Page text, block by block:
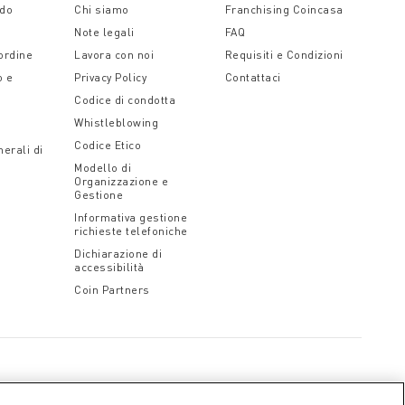
e
di
Chi siamo
Note legali
Lavora con noi
Privacy Policy
Codice di condotta
Whistleblowing
Codice Etico
Modello di
Organizzazione e
Gestione
Informativa gestione
richieste telefoniche
Dichiarazione di
accessibilità
Coin Partners
Franchising Coincasa
FAQ
Requisiti e Condizioni
Contattaci